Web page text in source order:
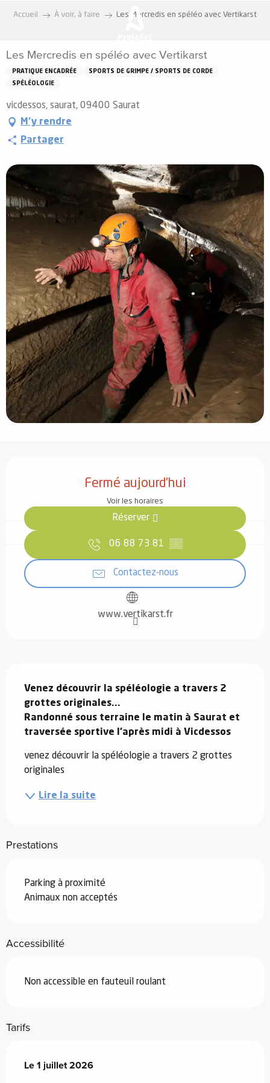
principal
Accueil À voir, à faire Les Mercredis en spéléo avec Vertikarst
Les Mercredis en spéléo avec Vertikarst
PRATIQUE ENCADRÉE
SPORTS DE GRIMPE / SPORTS DE CORDE
SPÉLÉOLOGIE
vicdessos, saurat, 09400 Saurat
M'y rendre
Partager
Fermé aujourd'hui
Voir les horaires
Réserver
06 88 73 81 ▒▒
Contactez-nous
www.vertikarst.fr
Venez découvrir la spéléologie a travers 2
grottes originales...
Randonné sous terraine le matin à Saurat et
traversée sportive l'après midi à Vicdessos
venez découvrir la spéléologie a travers 2 grottes
originales
Lire la suite
Prestations
Parking à proximité
Animaux non acceptés
Accessibilité
Non accessible en fauteuil roulant
Tarifs
Le1 juillet 2026
Le1 juillet 2026